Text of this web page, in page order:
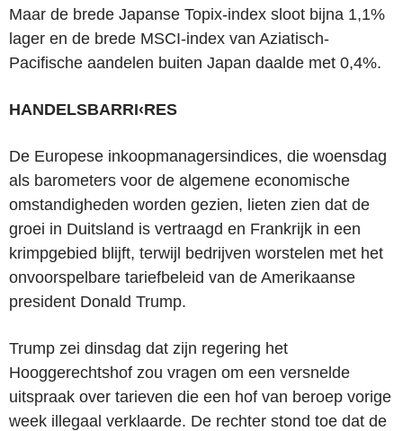
Maar de brede Japanse Topix-index sloot bijna 1,1%
lager en de brede MSCI-index van Aziatisch-
Pacifische aandelen buiten Japan daalde met 0,4%.
HANDELSBARRI‹RES
De Europese inkoopmanagersindices, die woensdag
als barometers voor de algemene economische
omstandigheden worden gezien, lieten zien dat de
groei in Duitsland is vertraagd en Frankrijk in een
krimpgebied blijft, terwijl bedrijven worstelen met het
onvoorspelbare tariefbeleid van de Amerikaanse
president Donald Trump.
Trump zei dinsdag dat zijn regering het
Hooggerechtshof zou vragen om een versnelde
uitspraak over tarieven die een hof van beroep vorige
week illegaal verklaarde. De rechter stond toe dat de